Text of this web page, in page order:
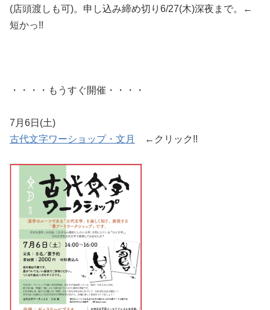
(店頭渡しも可)。申し込み締め切り6/27(木)深夜まで。←
短かっ!!
・・・・もうすぐ開催・・・・
7月6日(土)
古代文字ワーショップ・文月
←クリック!!